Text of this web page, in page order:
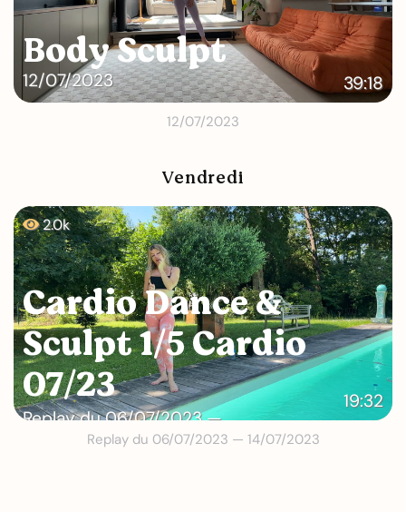
Body Sculpt
12/07/2023 39:18
12/07/2023
Vendredi
Cardio Dance &
Sculpt 1/5 Cardio
07/23
Replay du 06/07/2023 —
14/07/2023
19:32
2.0k
Replay du 06/07/2023 — 14/07/2023